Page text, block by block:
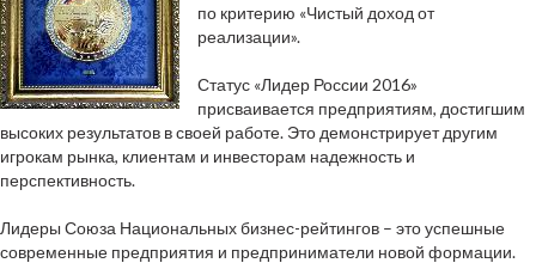
по критерию «Чистый доход от
реализации».
Статус «Лидер России 2016»
присваивается предприятиям, достигшим
высоких результатов в своей работе. Это демонстрирует другим
игрокам рынка, клиентам и инвесторам надежность и
перспективность.
Лидеры Союза Национальных бизнес-рейтингов – это успешные
современные предприятия и предприниматели новой формации.